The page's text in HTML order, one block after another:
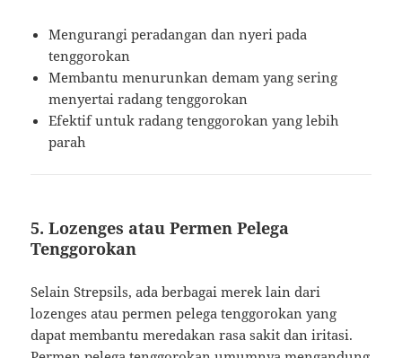
Mengurangi peradangan dan nyeri pada
tenggorokan
Membantu menurunkan demam yang sering
menyertai radang tenggorokan
Efektif untuk radang tenggorokan yang lebih
parah
5. Lozenges atau Permen Pelega
Tenggorokan
Selain Strepsils, ada berbagai merek lain dari
lozenges atau permen pelega tenggorokan yang
dapat membantu meredakan rasa sakit dan iritasi.